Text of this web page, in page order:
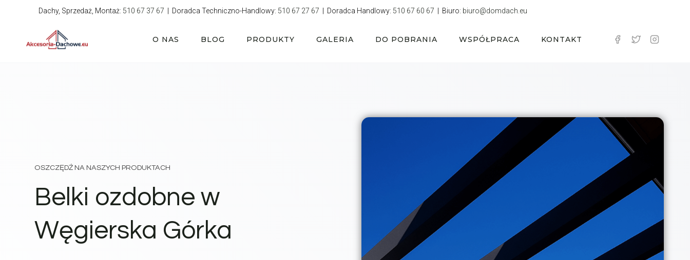
Dachy, Sprzedaż, Montaż: 510 67 37 67 | Doradca Techniczno-Handlowy: 510 67 27 67 | Doradca Handlowy: 510 67 60 67 | Biuro: biuro@domdach.eu
O NAS BLOG PRODUKTY GALERIA DO POBRANIA WSPÓŁPRACA KONTAKT
OSZCZĘDŹ NA NASZYCH PRODUKTACH
Belki ozdobne w
Węgierska Górka